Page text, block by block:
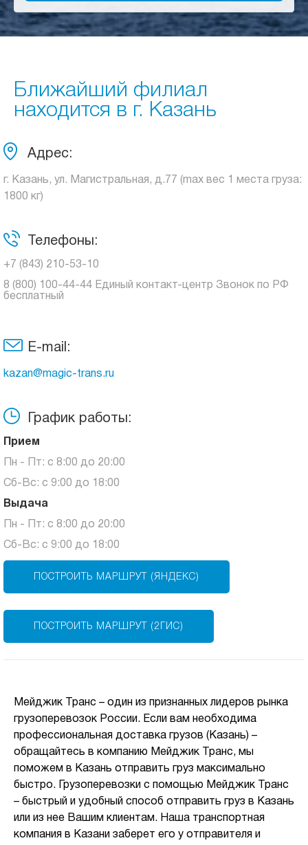
Ближайший филиал
находится в г. Казань
Адрес:
г. Казань, ул. Магистральная, д.77 (max вес 1 места груза:
1800 кг)
Телефоны:
+7 (843) 210-53-10
8 (800) 100-44-44 Единый контакт-центр Звонок по РФ
бесплатный
E-mail:
kazan@magic-trans.ru
График работы:
Прием
Пн - Пт: с 8:00 до 20:00
Сб-Вс: с 9:00 до 18:00
Выдача
Пн - Пт: с 8:00 до 20:00
Сб-Вс: с 9:00 до 18:00
ПОСТРОИТЬ МАРШРУТ (ЯНДЕКС)
ПОСТРОИТЬ МАРШРУТ (2ГИС)
Мейджик Транс – один из признанных лидеров рынка
грузоперевозок России. Если вам необходима
профессиональная доставка грузов (Казань) –
обращайтесь в компанию Мейджик Транс, мы
поможем в Казань отправить груз максимально
быстро. Грузоперевозки с помощью Мейджик Транс
– быстрый и удобный способ отправить груз в Казань
или из нее Вашим клиентам. Наша транспортная
компания в Казани заберет его у отправителя и